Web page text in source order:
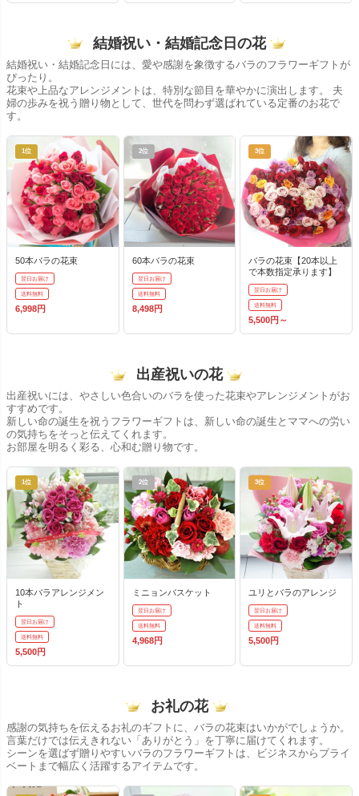
結婚祝い・結婚記念日の花
結婚祝い・結婚記念日には、愛や感謝を象徴するバラのフラワーギフトが
ぴったり。
花束や上品なアレンジメントは、特別な節目を華やかに演出します。 夫
婦の歩みを祝う贈り物として、世代を問わず選ばれている定番のお花で
す。
1位
50本バラの花束
翌日お届け
送料無料
6,998円
2位
60本バラの花束
翌日お届け
送料無料
8,498円
3位
バラの花束【20本以上
で本数指定承ります】
翌日お届け
送料無料
5,500円～
出産祝いの花
出産祝いには、やさしい色合いのバラを使った花束やアレンジメントがお
すすめです。
新しい命の誕生を祝うフラワーギフトは、新しい命の誕生とママへの労い
の気持ちをそっと伝えてくれます。
お部屋を明るく彩る、心和む贈り物です。
1位
10本バラアレンジメン
ト
翌日お届け
送料無料
5,500円
2位
ミニョンバスケット
翌日お届け
送料無料
4,968円
3位
ユリとバラのアレンジ
翌日お届け
送料無料
5,500円
お礼の花
感謝の気持ちを伝えるお礼のギフトに、バラの花束はいかがでしょうか。
言葉だけでは伝えきれない「ありがとう」を丁寧に届けてくれます。
シーンを選ばず贈りやすいバラのフラワーギフトは、ビジネスからプライ
ベートまで幅広く活躍するアイテムです。